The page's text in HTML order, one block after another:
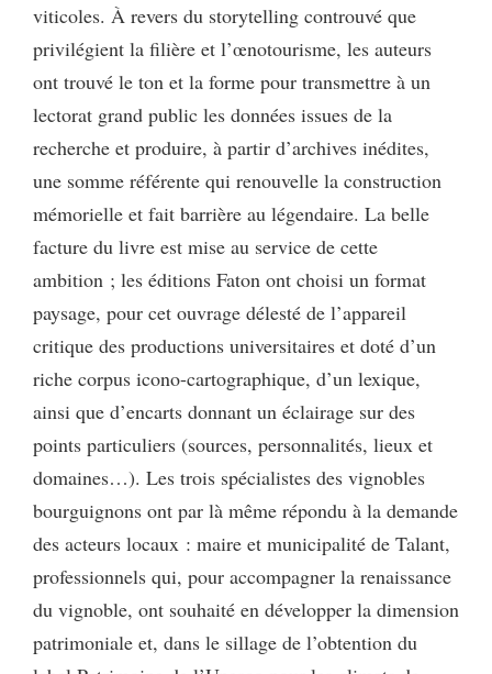
viticoles. À revers du storytelling controuvé que
privilégient la filière et l’œnotourisme, les auteurs
ont trouvé le ton et la forme pour transmettre à un
lectorat grand public les données issues de la
recherche et produire, à partir d’archives inédites,
une somme référente qui renouvelle la construction
mémorielle et fait barrière au légendaire. La belle
facture du livre est mise au service de cette
ambition ; les éditions Faton ont choisi un format
paysage, pour cet ouvrage délesté de l’appareil
critique des productions universitaires et doté d’un
riche corpus icono-cartographique, d’un lexique,
ainsi que d’encarts donnant un éclairage sur des
points particuliers (sources, personnalités, lieux et
domaines…). Les trois spécialistes des vignobles
bourguignons ont par là même répondu à la demande
des acteurs locaux : maire et municipalité de Talant,
professionnels qui, pour accompagner la renaissance
du vignoble, ont souhaité en développer la dimension
patrimoniale et, dans le sillage de l’obtention du